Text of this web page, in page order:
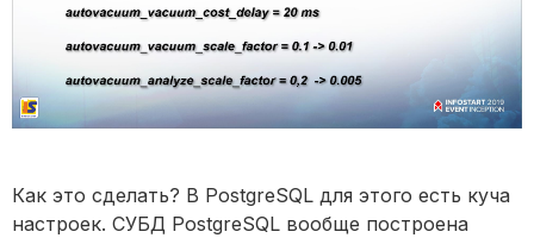
Как это сделать? В PostgreSQL для этого есть куча
настроек. СУБД PostgreSQL вообще построена